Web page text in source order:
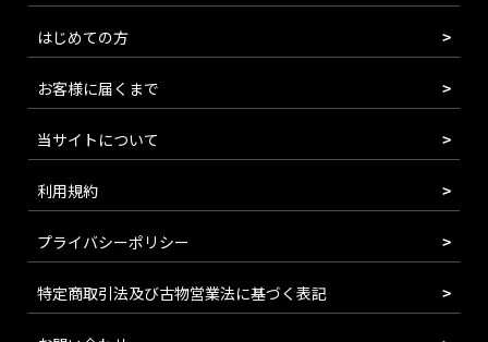
はじめての方
お客様に届くまで
当サイトについて
利用規約
プライバシーポリシー
特定商取引法及び古物営業法に基づく表記